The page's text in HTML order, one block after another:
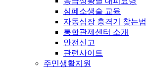
심폐소생술 교육
자동심장 충격기 찾는법
통합관제센터 소개
안전신고
관련사이트
주민생활지원